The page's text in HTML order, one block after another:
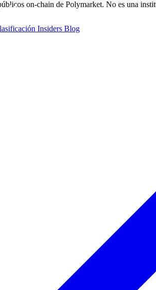
Insiders Blog
on-chain de Polymarket. No es una